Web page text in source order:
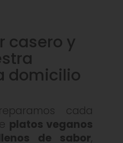
casero y
domicilio
cada
platos veganos
de sabor,